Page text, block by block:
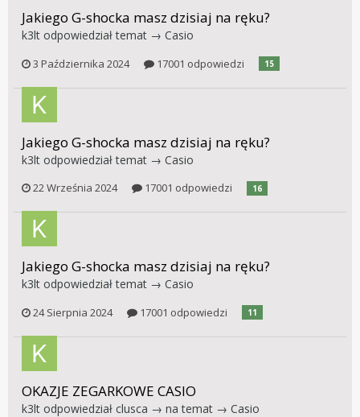
Jakiego G-shocka masz dzisiaj na ręku?
k3lt odpowiedział temat → Casio
3 Października 2024 17001 odpowiedzi 15
Jakiego G-shocka masz dzisiaj na ręku?
k3lt odpowiedział temat → Casio
22 Września 2024 17001 odpowiedzi 16
Jakiego G-shocka masz dzisiaj na ręku?
k3lt odpowiedział temat → Casio
24 Sierpnia 2024 17001 odpowiedzi 11
OKAZJE ZEGARKOWE CASIO
k3lt odpowiedział clusca → na temat → Casio